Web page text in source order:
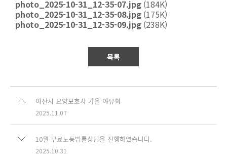
photo_2025-10-31_12-35-07.jpg (184K)
photo_2025-10-31_12-35-08.jpg (175K)
photo_2025-10-31_12-35-09.jpg (238K)
목록
아산시 요양보호사 가을 야유회
2025.11.07
10월 무료노동법률상담을 진행하였습니다.
2025.10.31